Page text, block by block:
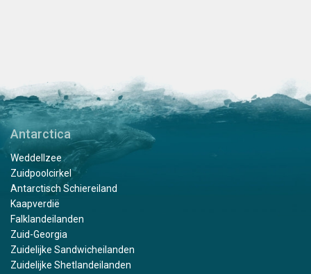
Antarctica
Weddellzee
Zuidpoolcirkel
Antarctisch Schiereiland
Kaapverdië
Falklandeilanden
Zuid-Georgia
Zuidelijke Sandwicheilanden
Zuidelijke Shetlandeilanden